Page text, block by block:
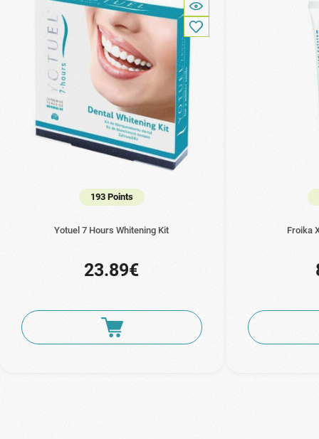
193 Points
Yotuel 7 Hours Whitening Kit
23.89€
Froika